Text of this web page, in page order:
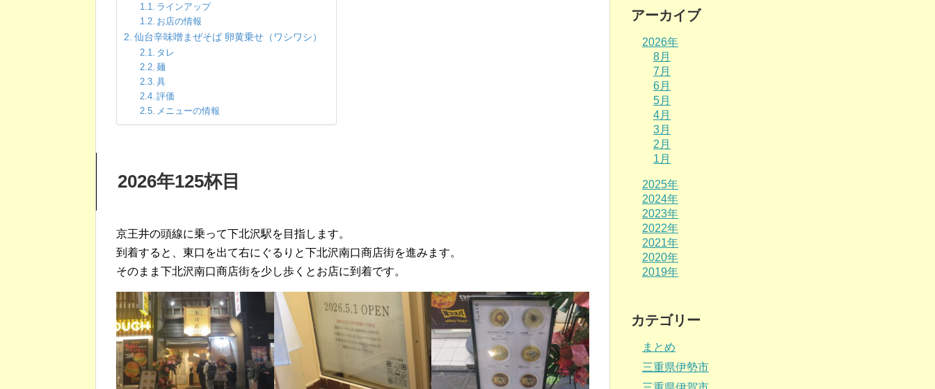
ラインアップ
お店の情報
仙台辛味噌まぜそば 卵黄乗せ（ワシワシ）
タレ
麺
具
評価
メニューの情報
2026年125杯目
京王井の頭線に乗って下北沢駅を目指します。
到着すると、東口を出て右にぐるりと下北沢南口商店街を進みます。
そのまま下北沢南口商店街を少し歩くとお店に到着です。
アーカイブ
2026年
8月
7月
6月
5月
4月
3月
2月
1月
2025年
2024年
2023年
2022年
2021年
2020年
2019年
カテゴリー
まとめ
三重県伊勢市